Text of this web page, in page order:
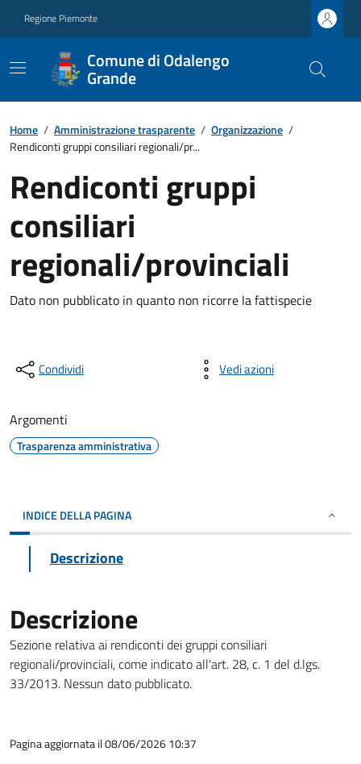
Regione Piemonte
Comune di Odalengo
Grande
Home / Amministrazione trasparente / Organizzazione /
Rendiconti gruppi consiliari regionali/pr...
Rendiconti gruppi
consiliari
regionali/provinciali
Dato non pubblicato in quanto non ricorre la fattispecie
Condividi Vedi azioni
Argomenti
Trasparenza amministrativa
INDICE DELLA PAGINA
Descrizione
Descrizione
Sezione relativa ai rendiconti dei gruppi consiliari
regionali/provinciali, come indicato all'art. 28, c. 1 del d.lgs.
33/2013. Nessun dato pubblicato.
Pagina aggiornata il 08/06/2026 10:37